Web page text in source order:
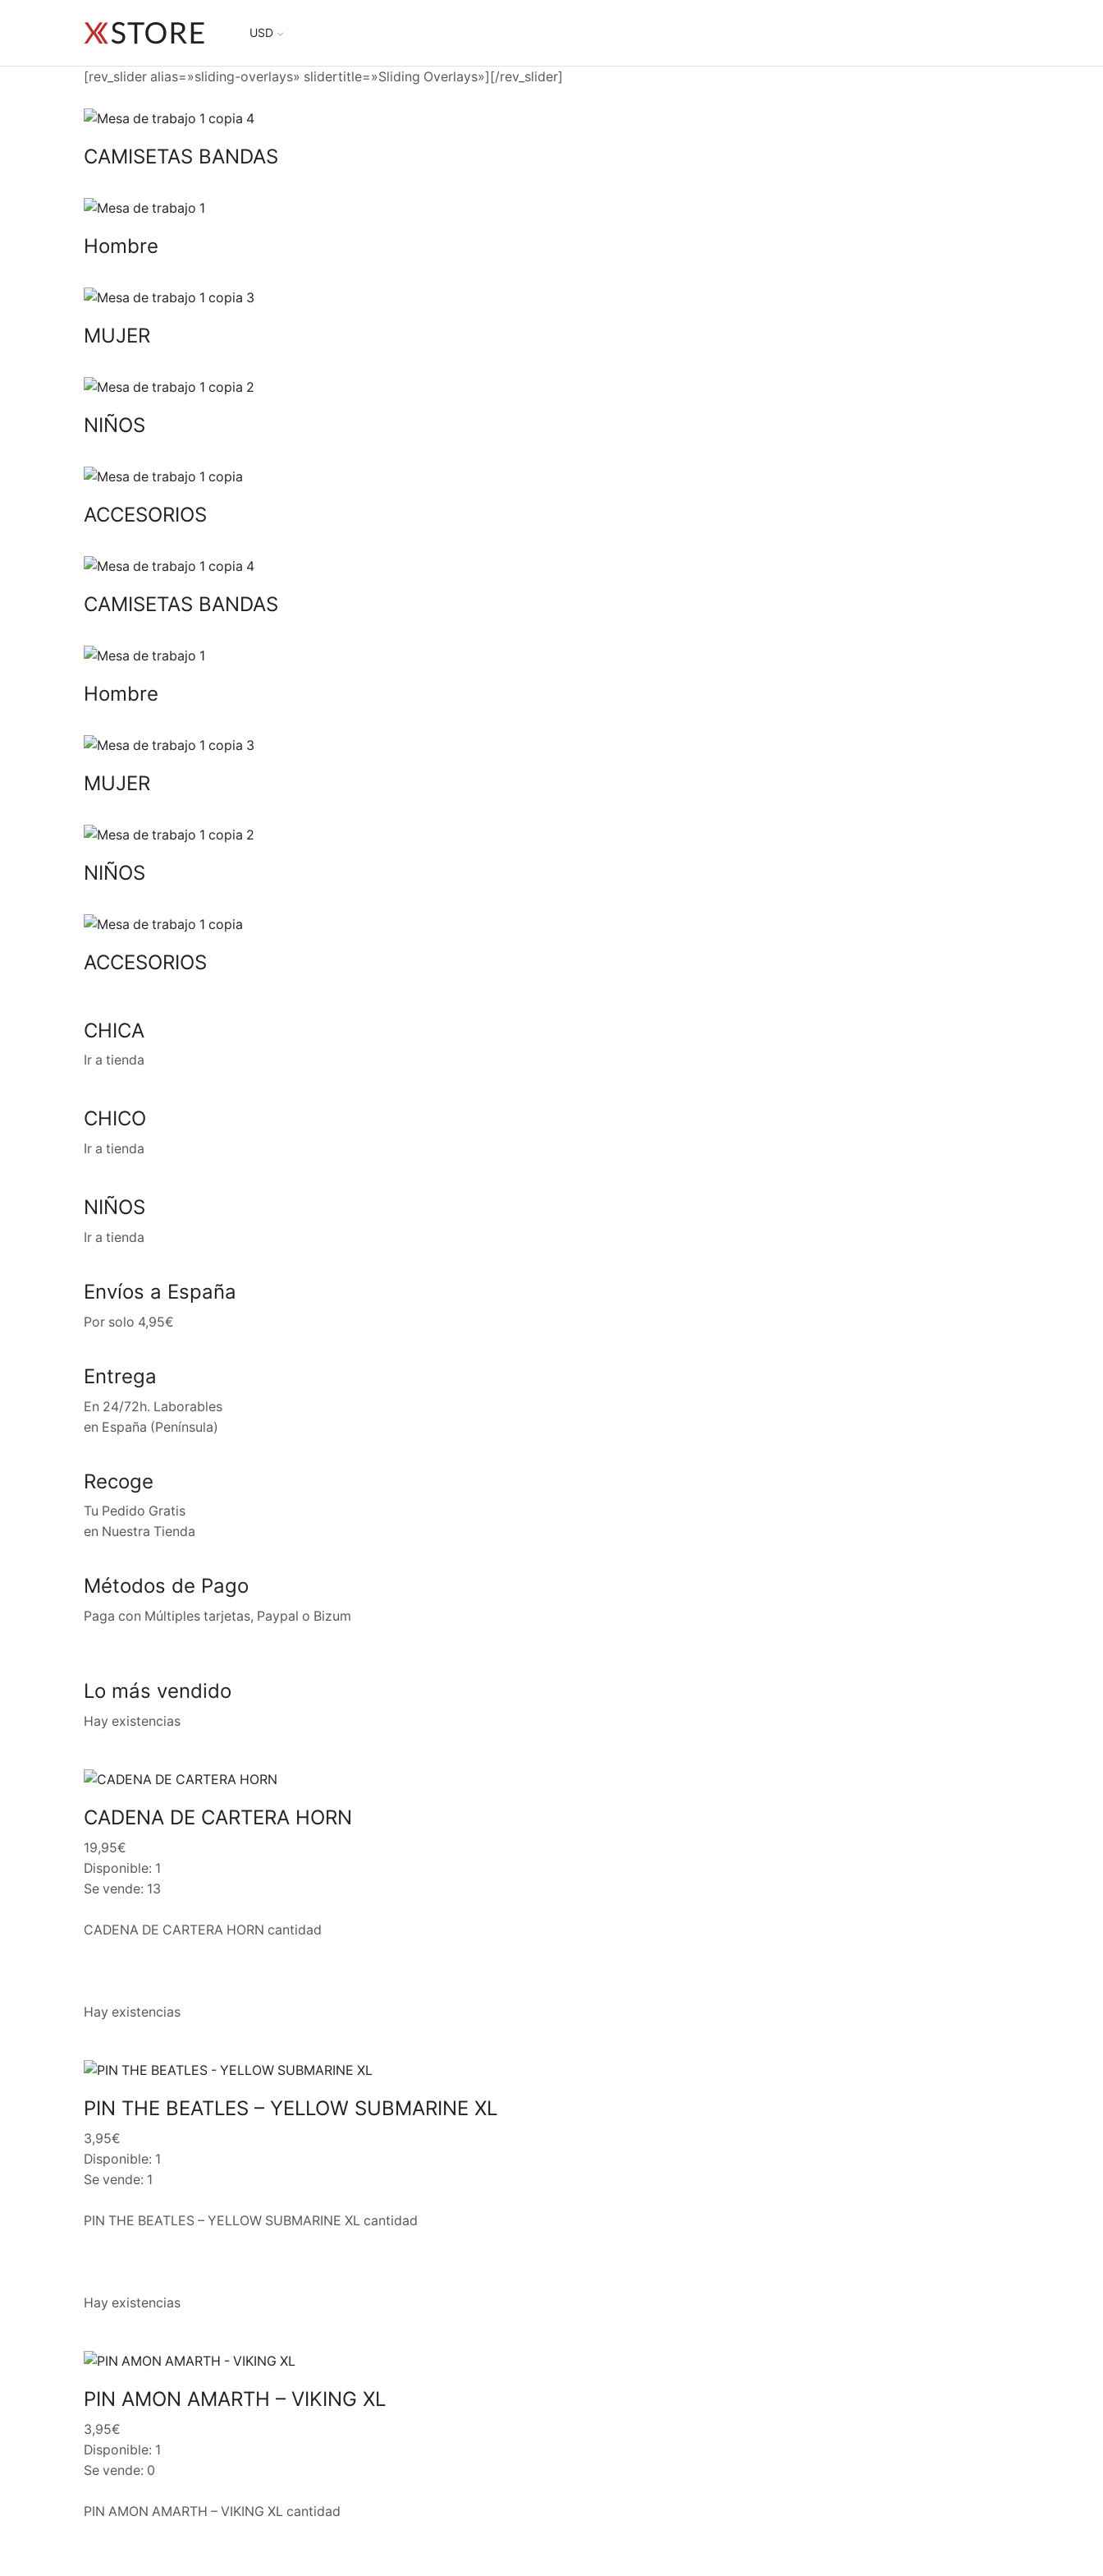
USD
[rev_slider alias=»sliding-overlays» slidertitle=»Sliding Overlays»][/rev_slider]
CAMISETAS BANDAS
Hombre
MUJER
NIÑOS
ACCESORIOS
CAMISETAS BANDAS
Hombre
MUJER
NIÑOS
ACCESORIOS
CHICA
Ir a tienda
CHICO
Ir a tienda
NIÑOS
Ir a tienda
Envíos a España
Por solo 4,95€
Entrega
En 24/72h. Laborables
en España (Península)
Recoge
Tu Pedido Gratis
en Nuestra Tienda
Métodos de Pago
Paga con Múltiples tarjetas, Paypal o Bizum
Lo más vendido
Hay existencias
CADENA DE CARTERA HORN
19,95€
Disponible: 1
Se vende: 13
CADENA DE CARTERA HORN cantidad
Hay existencias
PIN THE BEATLES – YELLOW SUBMARINE XL
3,95€
Disponible: 1
Se vende: 1
PIN THE BEATLES – YELLOW SUBMARINE XL cantidad
Hay existencias
PIN AMON AMARTH – VIKING XL
3,95€
Disponible: 1
Se vende: 0
PIN AMON AMARTH – VIKING XL cantidad